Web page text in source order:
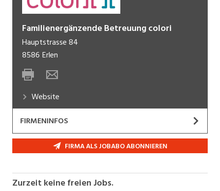
Familienergänzende Betreuung colori
Hauptstrasse 84
8586 Erlen
Website
FIRMENINFOS
Die familienergänzende Betreuung colori
unterstützt Kinder in ihrer Entwicklung zu
verantwortungsbewussten Menschen. Die
FIRMA ALS JOBABO ABONNIEREN
Zurzeit keine freien Jobs.